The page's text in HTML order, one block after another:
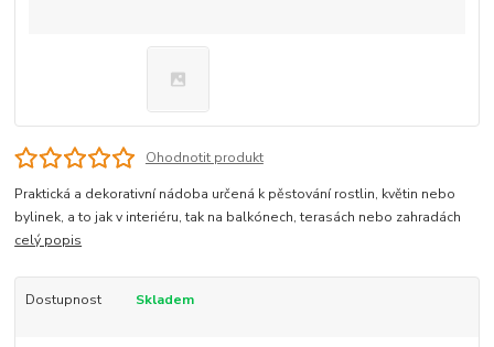
Ohodnotit produkt
Praktická a dekorativní nádoba určená k pěstování rostlin, květin nebo
bylinek, a to jak v interiéru, tak na balkónech, terasách nebo zahradách
celý popis
Dostupnost Skladem